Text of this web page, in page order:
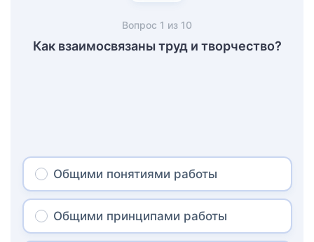
Вопрос 1 из 10
Как взаимосвязаны труд и творчество?
Общими понятиями работы
Общими принципами работы